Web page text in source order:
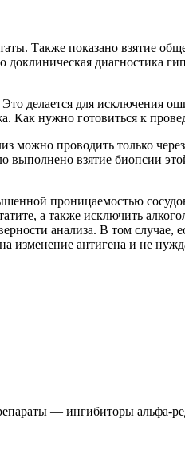
Также показано взятие
доклиническая диагностика
делается для исключения
Как нужно готовиться к
можно проводить только
выполнено взятие биопсии
проницаемостью
а также исключить
анализа. В том случае,
изменение антигена и не
— ингибиторы альфа-